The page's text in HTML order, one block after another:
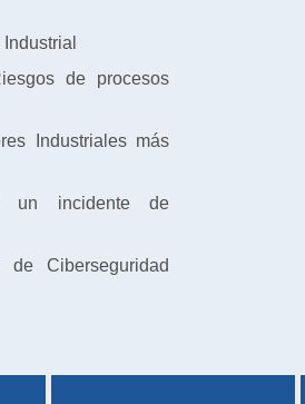
de procesos
Industriales más
un incidente de
Ciberseguridad